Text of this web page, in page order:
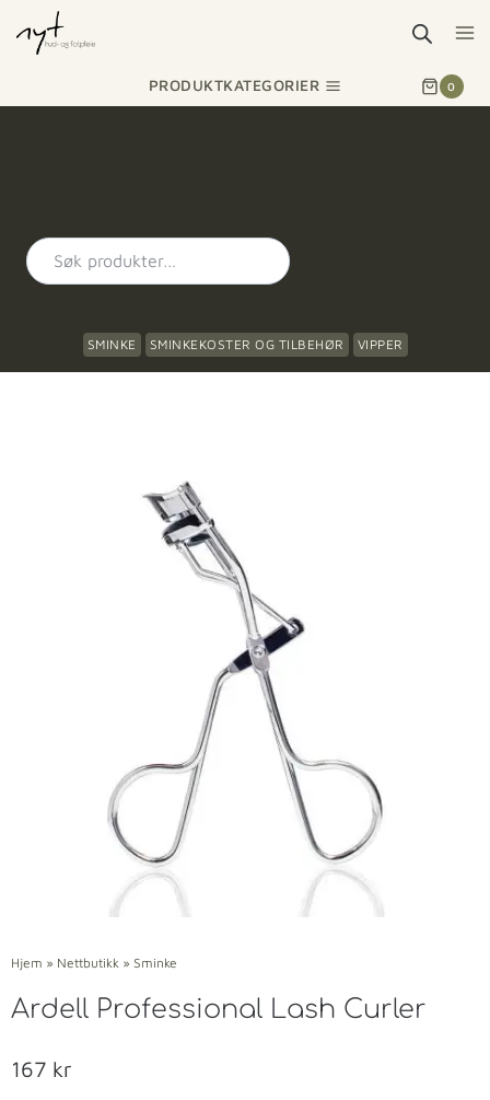
PRODUKTKATEGORIER 0
SMINKE SMINKEKOSTER OG TILBEHØR VIPPER
Hjem » Nettbutikk » Sminke
Ardell Professional Lash Curler
167 kr